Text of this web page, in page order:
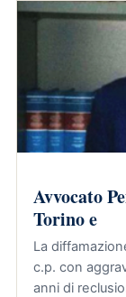
Avvocato
Torino e
La
c.p. con
anni di